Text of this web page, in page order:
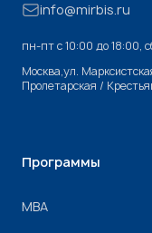
info@mirbis.ru
пн-пт с 10:00 до 18:00,
Москва,ул.
Пролетарская /
Программы
МВА